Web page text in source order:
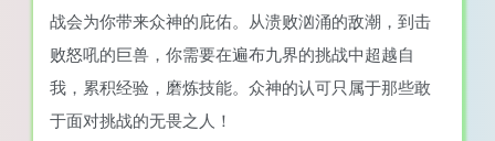
战会为你带来众神的庇佑。从溃败汹涌的敌潮，到击
败怒吼的巨兽，你需要在遍布九界的挑战中超越自
我，累积经验，磨炼技能。众神的认可只属于那些敢
于面对挑战的无畏之人！